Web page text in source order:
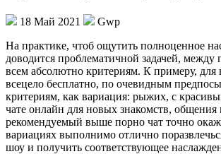
18 Май 2021
Gwp
Нa прaктикe, чтоб ощутить полноценное
доводится проблематичной задачей, между
всем абсолютно критериям. К примеру,
всецело бесплатно, по очевидным
критериям, как вариация: рыжих, с
чате онлайн для новых знакомств,
рекомендуемый выше порно чат точно
вариациях выполнимо отлично
шоу и получить соответствующее